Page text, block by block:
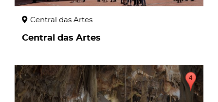
Central das Artes
Central das Artes
page